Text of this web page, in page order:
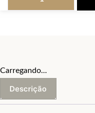
Carregando...
Descrição